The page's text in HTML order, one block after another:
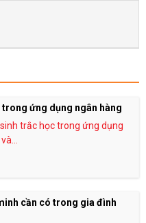
ứng dụng ngân hàng
trắc học trong ứng dụng
cần có trong gia đình